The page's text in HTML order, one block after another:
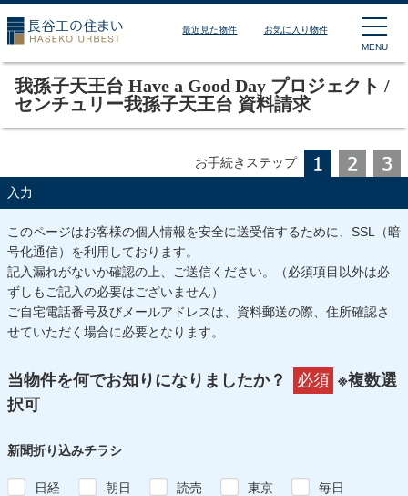
長谷工の住まい
最近見た物件
お気に入り物件
MENU
我孫子天王台 Have a Good Day プロジェクト /
センチュリー我孫子天王台 資料請求
お手続きステップ
入力
このページはお客様の個人情報を安全に送受信するために、SSL（暗
号化通信）を利用しております。
記入漏れがないか確認の上、ご送信ください。（必須項目以外は必
ずしもご記入の必要はございません）
ご自宅電話番号及びメールアドレスは、資料郵送の際、住所確認さ
せていただく場合に必要となります。
当物件を何でお知りになりましたか？ 必須 ※複数選
択可
新聞折り込みチラシ
日経 朝日 読売 東京
毎日